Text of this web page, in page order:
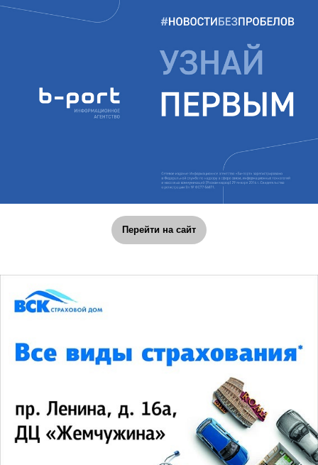
Перейти на сайт